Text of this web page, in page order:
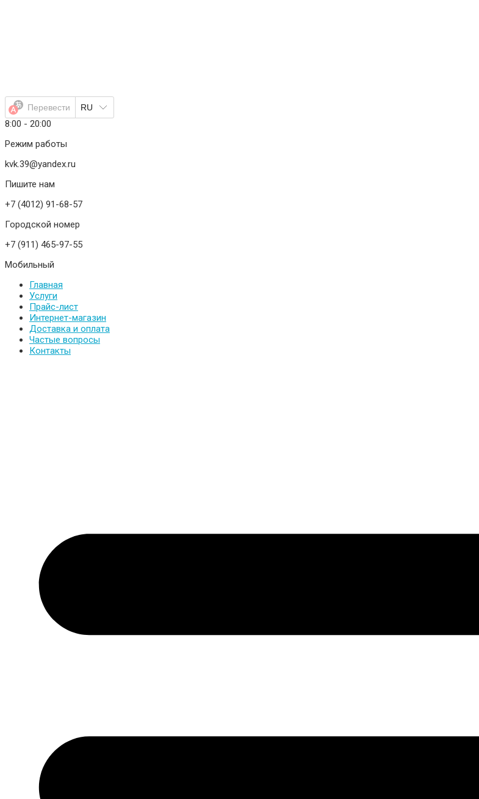
Перевести RU
8:00 - 20:00
Режим работы
kvk.39@yandex.ru
Пишите нам
+7 (4012) 91-68-57
Городской номер
+7 (911) 465-97-55
Мобильный
Главная
Услуги
Прайс-лист
Интернет-магазин
Доставка и оплата
Частые вопросы
Контакты